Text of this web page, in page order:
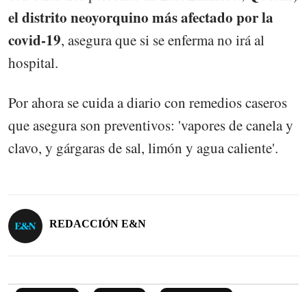
el distrito neoyorquino más afectado por la
covid-19, asegura que si se enferma no irá al
hospital.
Por ahora se cuida a diario con remedios caseros
que asegura son preventivos: 'vapores de canela y
clavo, y gárgaras de sal, limón y agua caliente'.
REDACCIÓN E&N